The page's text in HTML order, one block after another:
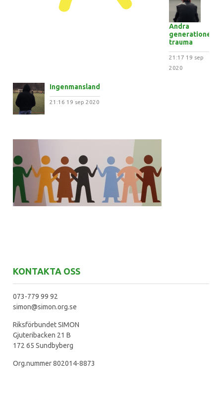
Andra
generationens
trauma
21:17 19 sep
2020
Ingenmansland
21:16 19 sep 2020
KONTAKTA OSS
073-779 99 92
simon@simon.org.se
Riksförbundet SIMON
Gjuteribacken 21 B
172 65 Sundbyberg
Org.nummer 802014-8873